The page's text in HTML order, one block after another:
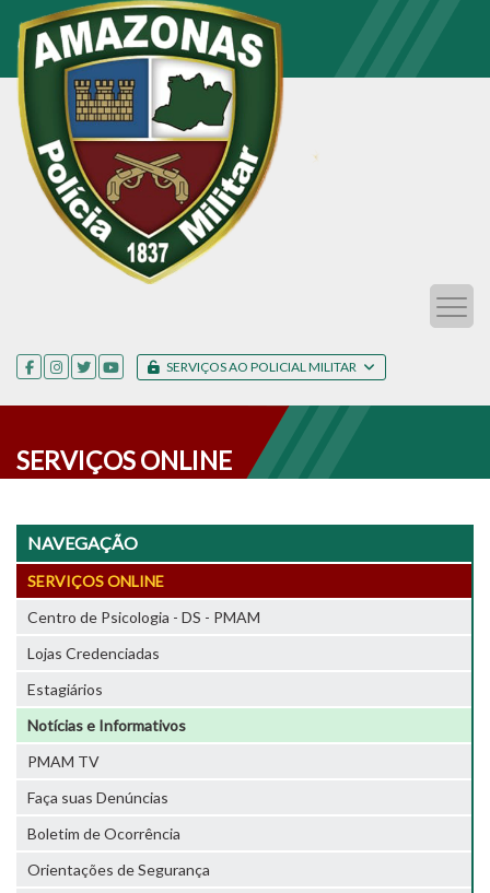
SERVIÇOS AO POLICIAL MILITAR
SERVIÇOS ONLINE
NAVEGAÇÃO
SERVIÇOS ONLINE
Centro de Psicologia - DS - PMAM
Lojas Credenciadas
Estagiários
Notícias e Informativos
PMAM TV
Faça suas Denúncias
Boletim de Ocorrência
Orientações de Segurança